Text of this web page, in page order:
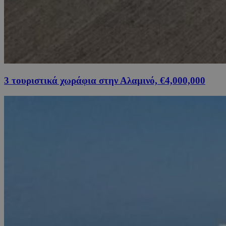
3 τουριστικά χωράφια στην Αλαμινό, €4,000,000